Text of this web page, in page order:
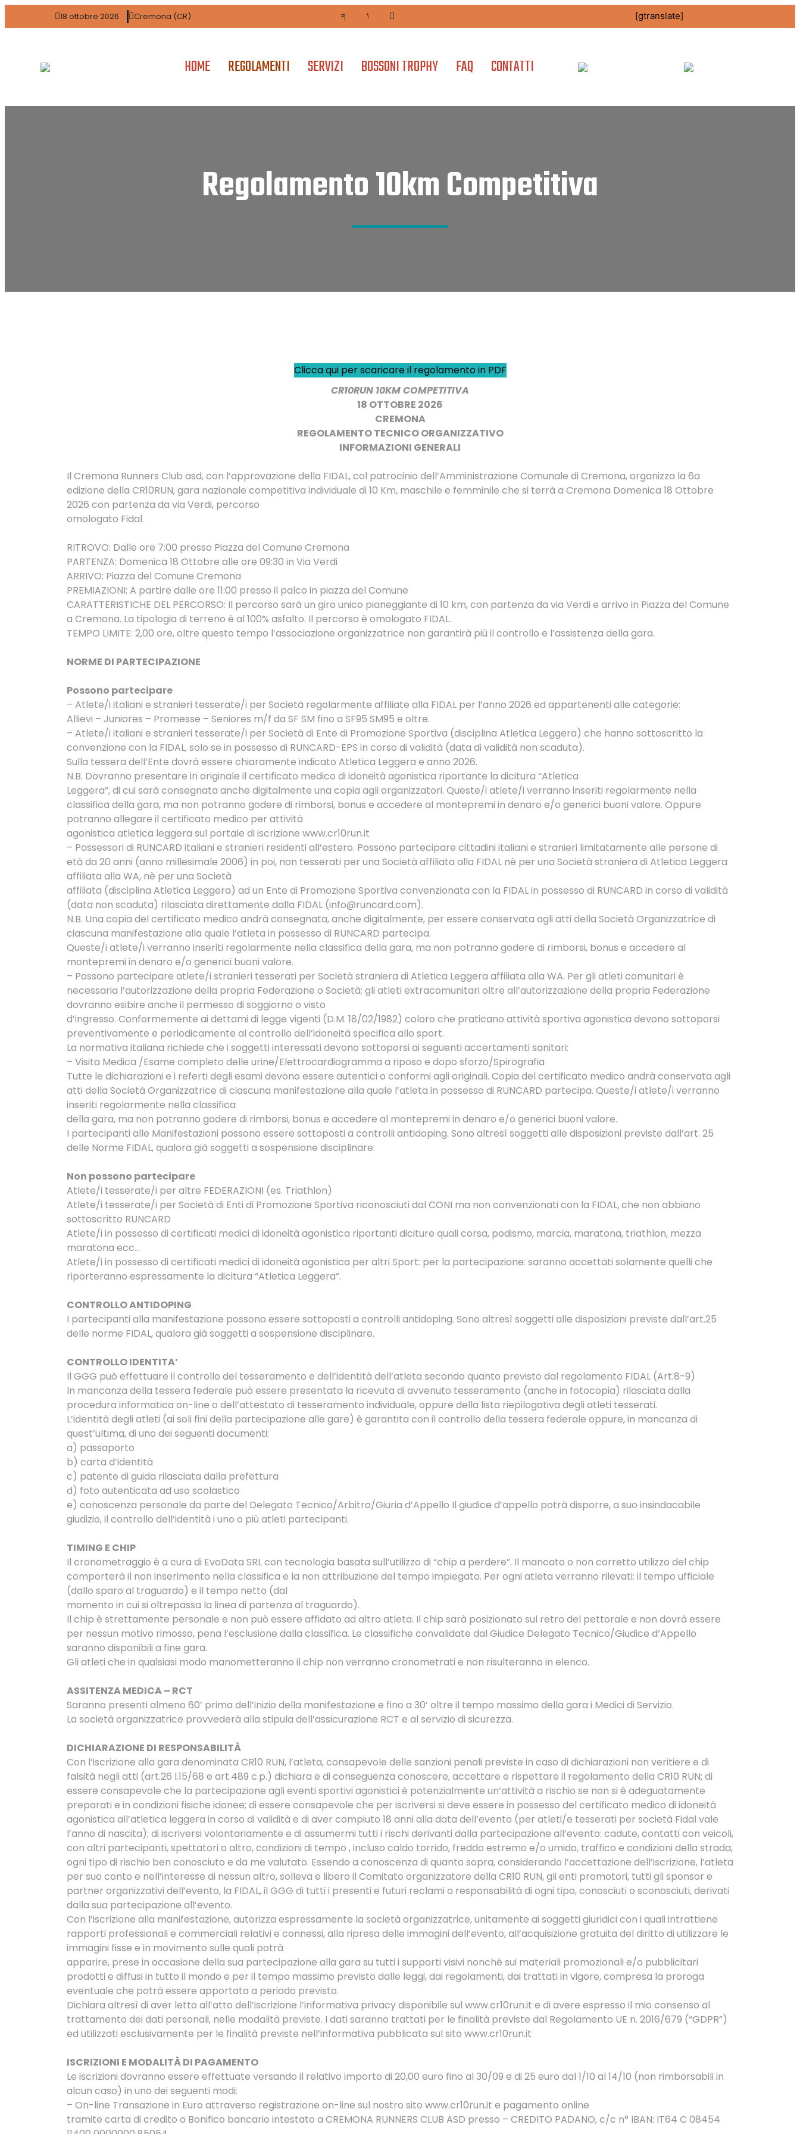
18 ottobre 2026 Cremona (CR) [gtranslate]
HOME REGOLAMENTI SERVIZI BOSSONI TROPHY FAQ CONTATTI
Regolamento 10km Competitiva
Clicca qui per scaricare il regolamento in PDF
CR10RUN 10KM COMPETITIVA
18 OTTOBRE 2026
CREMONA
REGOLAMENTO TECNICO ORGANIZZATIVO
INFORMAZIONI GENERALI
Il Cremona Runners Club asd, con l’approvazione della FIDAL, col patrocinio dell’Amministrazione Comunale di Cremona, organizza la 6a
edizione della CR10RUN, gara nazionale competitiva individuale di 10 Km, maschile e femminile che si terrà a Cremona Domenica 18 Ottobre
2026 con partenza da via Verdi, percorso
omologato Fidal.
RITROVO: Dalle ore 7:00 presso Piazza del Comune Cremona
PARTENZA: Domenica 18 Ottobre alle ore 09:30 in Via Verdi
ARRIVO: Piazza del Comune Cremona
PREMIAZIONI: A partire dalle ore 11:00 presso il palco in piazza del Comune
CARATTERISTICHE DEL PERCORSO: Il percorso sarà un giro unico pianeggiante di 10 km, con partenza da via Verdi e arrivo in Piazza del Comune
a Cremona. La tipologia di terreno è al 100% asfalto. Il percorso è omologato FIDAL.
TEMPO LIMITE: 2,00 ore, oltre questo tempo l’associazione organizzatrice non garantirà più il controllo e l’assistenza della gara.
NORME DI PARTECIPAZIONE
Possono partecipare
– Atlete/i italiani e stranieri tesserate/i per Società regolarmente affiliate alla FIDAL per l’anno 2026 ed appartenenti alle categorie:
Allievi – Juniores – Promesse – Seniores m/f da SF SM fino a SF95 SM95 e oltre.
– Atlete/i italiani e stranieri tesserate/i per Società di Ente di Promozione Sportiva (disciplina Atletica Leggera) che hanno sottoscritto la
convenzione con la FIDAL, solo se in possesso di RUNCARD-EPS in corso di validità (data di validità non scaduta).
Sulla tessera dell’Ente dovrà essere chiaramente indicato Atletica Leggera e anno 2026.
N.B. Dovranno presentare in originale il certificato medico di idoneità agonistica riportante la dicitura “Atletica
Leggera”, di cui sarà consegnata anche digitalmente una copia agli organizzatori. Queste/i atlete/i verranno inseriti regolarmente nella
classifica della gara, ma non potranno godere di rimborsi, bonus e accedere al montepremi in denaro e/o generici buoni valore. Oppure
potranno allegare il certificato medico per attività
agonistica atletica leggera sul portale di iscrizione www.cr10run.it
– Possessori di RUNCARD italiani e stranieri residenti all’estero. Possono partecipare cittadini italiani e stranieri limitatamente alle persone di
età da 20 anni (anno millesimale 2006) in poi, non tesserati per una Società affiliata alla FIDAL nè per una Società straniera di Atletica Leggera
affiliata alla WA, nè per una Società
affiliata (disciplina Atletica Leggera) ad un Ente di Promozione Sportiva convenzionata con la FIDAL in possesso di RUNCARD in corso di validità
(data non scaduta) rilasciata direttamente dalla FIDAL (info@runcard.com).
N.B. Una copia del certificato medico andrà consegnata, anche digitalmente, per essere conservata agli atti della Società Organizzatrice di
ciascuna manifestazione alla quale l’atleta in possesso di RUNCARD partecipa.
Queste/i atlete/i verranno inseriti regolarmente nella classifica della gara, ma non potranno godere di rimborsi, bonus e accedere al
montepremi in denaro e/o generici buoni valore.
– Possono partecipare atlete/i stranieri tesserati per Società straniera di Atletica Leggera affiliata alla WA. Per gli atleti comunitari è
necessaria l’autorizzazione della propria Federazione o Società; gli atleti extracomunitari oltre all’autorizzazione della propria Federazione
dovranno esibire anche il permesso di soggiorno o visto
d’ingresso. Conformemente ai dettami di legge vigenti (D.M. 18/02/1982) coloro che praticano attività sportiva agonistica devono sottoporsi
preventivamente e periodicamente al controllo dell’idoneità specifica allo sport.
La normativa italiana richiede che i soggetti interessati devono sottoporsi ai seguenti accertamenti sanitari:
– Visita Medica /Esame completo delle urine/Elettrocardiogramma a riposo e dopo sforzo/Spirografia
Tutte le dichiarazioni e i referti degli esami devono essere autentici o conformi agli originali. Copia del certificato medico andrà conservata agli
atti della Società Organizzatrice di ciascuna manifestazione alla quale l’atleta in possesso di RUNCARD partecipa. Queste/i atlete/i verranno
inseriti regolarmente nella classifica
della gara, ma non potranno godere di rimborsi, bonus e accedere al montepremi in denaro e/o generici buoni valore.
I partecipanti alle Manifestazioni possono essere sottoposti a controlli antidoping. Sono altresì soggetti alle disposizioni previste dall’art. 25
delle Norme FIDAL, qualora già soggetti a sospensione disciplinare.
Non possono partecipare
Atlete/i tesserate/i per altre FEDERAZIONI (es. Triathlon)
Atlete/i tesserate/i per Società di Enti di Promozione Sportiva riconosciuti dal CONI ma non convenzionati con la FIDAL, che non abbiano
sottoscritto RUNCARD
Atlete/i in possesso di certificati medici di idoneità agonistica riportanti diciture quali corsa, podismo, marcia, maratona, triathlon, mezza
maratona ecc…
Atlete/i in possesso di certificati medici di idoneità agonistica per altri Sport: per la partecipazione: saranno accettati solamente quelli che
riporteranno espressamente la dicitura “Atletica Leggera”.
CONTROLLO ANTIDOPING
I partecipanti alla manifestazione possono essere sottoposti a controlli antidoping. Sono altresì soggetti alle disposizioni previste dall’art.25
delle norme FIDAL, qualora già soggetti a sospensione disciplinare.
CONTROLLO IDENTITA’
Il GGG può effettuare il controllo del tesseramento e dell’identità dell’atleta secondo quanto previsto dal regolamento FIDAL (Art.8-9)
In mancanza della tessera federale può essere presentata la ricevuta di avvenuto tesseramento (anche in fotocopia) rilasciata dalla
procedura informatica on-line o dell’attestato di tesseramento individuale, oppure della lista riepilogativa degli atleti tesserati.
L’identità degli atleti (ai soli fini della partecipazione alle gare) è garantita con il controllo della tessera federale oppure, in mancanza di
quest’ultima, di uno dei seguenti documenti:
a) passaporto
b) carta d’identità
c) patente di guida rilasciata dalla prefettura
d) foto autenticata ad uso scolastico
e) conoscenza personale da parte del Delegato Tecnico/Arbitro/Giuria d’Appello Il giudice d’appello potrà disporre, a suo insindacabile
giudizio, il controllo dell’identità i uno o più atleti partecipanti.
TIMING E CHIP
Il cronometraggio è a cura di EvoData SRL con tecnologia basata sull’utilizzo di “chip a perdere”. Il mancato o non corretto utilizzo del chip
comporterà il non inserimento nella classifica e la non attribuzione del tempo impiegato. Per ogni atleta verranno rilevati: il tempo ufficiale
(dallo sparo al traguardo) e il tempo netto (dal
momento in cui si oltrepassa la linea di partenza al traguardo).
Il chip è strettamente personale e non può essere affidato ad altro atleta. Il chip sarà posizionato sul retro del pettorale e non dovrà essere
per nessun motivo rimosso, pena l’esclusione dalla classifica. Le classifiche convalidate dal Giudice Delegato Tecnico/Giudice d’Appello
saranno disponibili a fine gara.
Gli atleti che in qualsiasi modo manometteranno il chip non verranno cronometrati e non risulteranno in elenco.
ASSITENZA MEDICA – RCT
Saranno presenti almeno 60’ prima dell’inizio della manifestazione e fino a 30’ oltre il tempo massimo della gara i Medici di Servizio.
La società organizzatrice provvederà alla stipula dell’assicurazione RCT e al servizio di sicurezza.
DICHIARAZIONE DI RESPONSABILITÀ
Con l’iscrizione alla gara denominata CR10 RUN, l’atleta, consapevole delle sanzioni penali previste in caso di dichiarazioni non veritiere e di
falsità negli atti (art.26 l.15/68 e art.489 c.p.) dichiara e di conseguenza conoscere, accettare e rispettare il regolamento della CR10 RUN; di
essere consapevole che la partecipazione agli eventi sportivi agonistici è potenzialmente un’attività a rischio se non si è adeguatamente
preparati e in condizioni fisiche idonee; di essere consapevole che per iscriversi si deve essere in possesso del certificato medico di idoneità
agonistica all’atletica leggera in corso di validità e di aver compiuto 18 anni alla data dell’evento (per atleti/e tesserati per società Fidal vale
l’anno di nascita); di iscriversi volontariamente e di assumermi tutti i rischi derivanti dalla partecipazione all’evento: cadute, contatti con veicoli,
con altri partecipanti, spettatori o altro, condizioni di tempo , incluso caldo torrido, freddo estremo e/o umido, traffico e condizioni della strada,
ogni tipo di rischio ben conosciuto e da me valutato. Essendo a conoscenza di quanto sopra, considerando l’accettazione dell’iscrizione, l’atleta
per suo conto e nell’interesse di nessun altro, solleva e libero il Comitato organizzatore della CR10 RUN, gli enti promotori, tutti gli sponsor e
partner organizzativi dell’evento, la FIDAL, il GGG di tutti i presenti e futuri reclami o responsabilità di ogni tipo, conosciuti o sconosciuti, derivati
dalla sua partecipazione all’evento.
Con l’iscrizione alla manifestazione, autorizza espressamente la società organizzatrice, unitamente ai soggetti giuridici con i quali intrattiene
rapporti professionali e commerciali relativi e connessi, alla ripresa delle immagini dell’evento, all’acquisizione gratuita del diritto di utilizzare le
immagini fisse e in movimento sulle quali potrà
apparire, prese in occasione della sua partecipazione alla gara su tutti i supporti visivi nonché sui materiali promozionali e/o pubblicitari
prodotti e diffusi in tutto il mondo e per il tempo massimo previsto dalle leggi, dai regolamenti, dai trattati in vigore, compresa la proroga
eventuale che potrà essere apportata a periodo previsto.
Dichiara altresì di aver letto all’atto dell’iscrizione l’informativa privacy disponibile sul www.cr10run.it e di avere espresso il mio consenso al
trattamento dei dati personali, nelle modalità previste. I dati saranno trattati per le finalità previste dal Regolamento UE n. 2016/679 (“GDPR”)
ed utilizzati esclusivamente per le finalità previste nell’informativa pubblicata sul sito www.cr10run.it
ISCRIZIONI E MODALITÀ DI PAGAMENTO
Le iscrizioni dovranno essere effettuate versando il relativo importo di 20,00 euro fino al 30/09 e di 25 euro dal 1/10 al 14/10 (non rimborsabili in
alcun caso) in uno dei seguenti modi:
– On-line Transazione in Euro attraverso registrazione on-line sul nostro sito www.cr10run.it e pagamento online
tramite carta di credito o Bonifico bancario intestato a CREMONA RUNNERS CLUB ASD presso – CREDITO PADANO, c/c n° IBAN: IT64 C 08454